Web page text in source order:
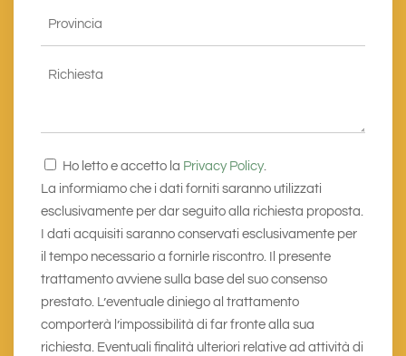
Richiesta
Consenso
*
Ho letto e accetto la Privacy Policy.
La informiamo che i dati forniti saranno utilizzati
esclusivamente per dar seguito alla richiesta proposta.
I dati acquisiti saranno conservati esclusivamente per
il tempo necessario a fornirle riscontro. Il presente
trattamento avviene sulla base del suo consenso
prestato. L’eventuale diniego al trattamento
comporterà l’impossibilità di far fronte alla sua
richiesta. Eventuali finalità ulteriori relative ad attività di